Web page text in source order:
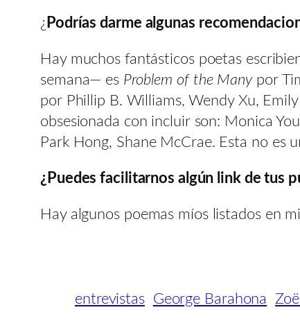
¿ Podrías darme algunas
Hay muchos fantásticos poetas
semana— es Problem of the Many por
por Phillip B. Williams, Wendy Xu,
obsesionada con incluir son: Monica
Park Hong, Shane McCrae. Esta no es
¿Puedes facilitarnos algún link de tus
Hay algunos poemas míos listados en
entrevistas George Barahona